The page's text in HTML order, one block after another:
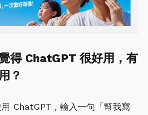
得 ChatGPT 很好用，有
？
ChatGPT，輸入一句「幫我寫